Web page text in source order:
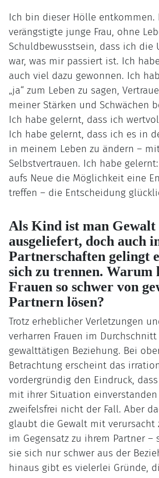
Ich bin dieser Hölle entkommen.
verängstigte junge Frau, ohne
Schuldbewusstsein, dass ich die
war, was mir passiert ist. Ich
auch viel dazu gewonnen. Ich
„ja“ zum Leben zu sagen,
meiner Stärken und Schwächen
Ich habe gelernt, dass ich
Ich habe gelernt, dass ich es in
in meinem Leben zu ändern –
Selbstvertrauen. Ich habe
aufs Neue die Möglichkeit eine
treffen – die Entscheidung
Als Kind ist man
ausgeliefert, doch auch
Partnerschaften gelingt
sich zu trennen. Warum
Frauen so schwer von
Partnern lösen?
Trotz erheblicher Verletzungen
verharren Frauen im
gewalttätigen Beziehung. Bei
Betrachtung erscheint das
vordergründig den Eindruck,
mit ihrer Situation
zweifelsfrei nicht der Fall. Aber
glaubt die Gewalt mit verursacht
im Gegensatz zu ihrem Partner
sie sich nur schwer aus der
hinaus gibt es vielerlei Gründe,